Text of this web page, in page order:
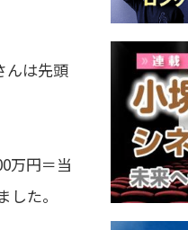
んは先頭
万円＝当
た。